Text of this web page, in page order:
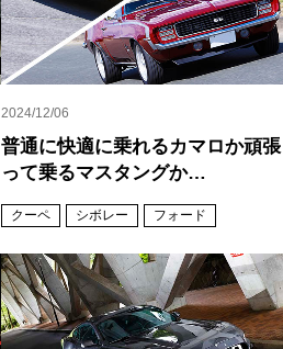
2024/12/06
普通に快適に乗れるカマロか頑張
って乗るマスタングか…
クーペ シボレー フォード